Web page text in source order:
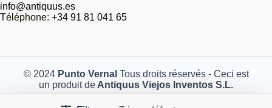
info@antiquus.es
Téléphone: +34 91 81 041 65
© 2024Punto Vernal Tous droits réservés - Ceci est
un produit deAntiquus Viejos Inventos S.L.